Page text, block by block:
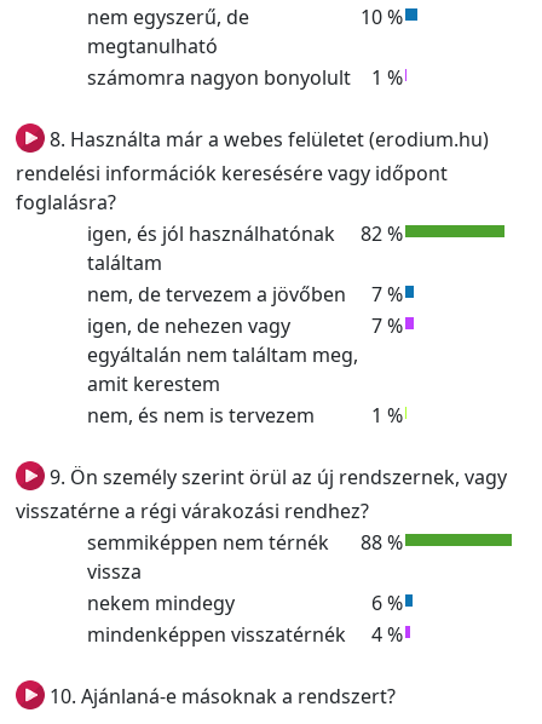
nem egyszerű, de
megtanulható
10 %
számomra nagyon bonyolult 1 %
8. Használta már a webes felületet (erodium.hu)
rendelési információk keresésére vagy időpont
foglalásra?
igen, és jól használhatónak
találtam
82 %
nem, de tervezem a jövőben
7 %
igen, de nehezen vagy
egyáltalán nem találtam meg,
amit kerestem
7 %
nem, és nem is tervezem 1 %
9. Ön személy szerint örül az új rendszernek, vagy
visszatérne a régi várakozási rendhez?
semmiképpen nem térnék
vissza
88 %
nekem mindegy
6 %
mindenképpen visszatérnék
4 %
10. Ajánlaná-e másoknak a rendszert?